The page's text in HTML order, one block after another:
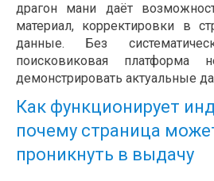
драгон мани даёт
материал, корректировки в
данные. Без
поисковиковая платформа
демонстрировать актуальные
Как функционирует
почему страница
проникнуть в выдачу